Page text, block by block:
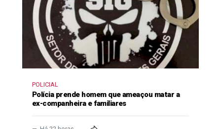
POLICIAL
Polícia prende homem que ameaçou matar a
ex-companheira e familiares